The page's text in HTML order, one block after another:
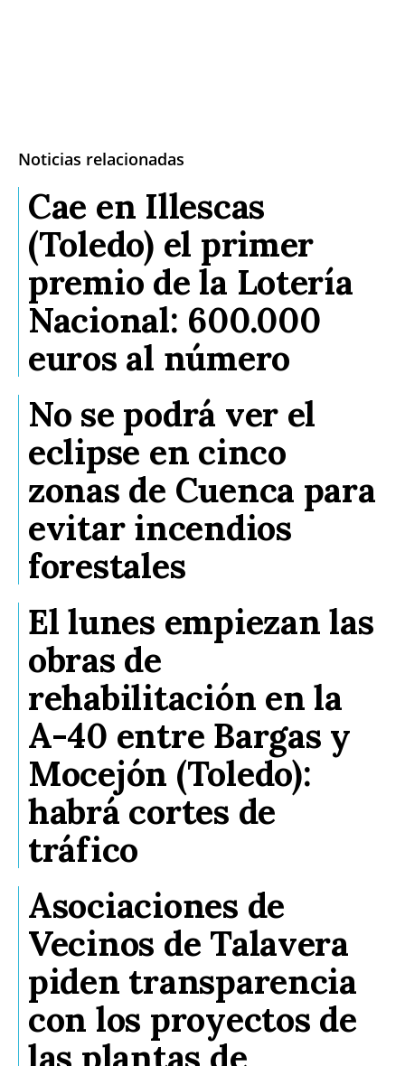
Noticias relacionadas
Cae en Illescas
(Toledo) el primer
premio de la Lotería
Nacional: 600.000
euros al número
No se podrá ver el
eclipse en cinco
zonas de Cuenca para
evitar incendios
forestales
El lunes empiezan las
obras de
rehabilitación en la
A-40 entre Bargas y
Mocejón (Toledo):
habrá cortes de
tráfico
Asociaciones de
Vecinos de Talavera
piden transparencia
con los proyectos de